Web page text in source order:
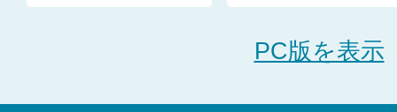
PC版を表示